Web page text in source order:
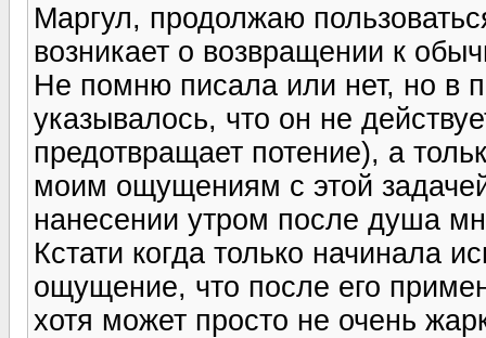
Маргул, продолжаю
возникает о возвращении к
Не помню писала или нет, но в
указывалось, что он не
предотвращает потение), а
моим ощущениям с этой
нанесении утром после душа
Кстати когда только начинала
ощущение, что после его
хотя может просто не очень